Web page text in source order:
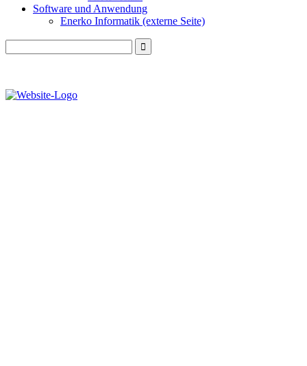
Software und Anwendung
Enerko Informatik (externe Seite)
Search
for: